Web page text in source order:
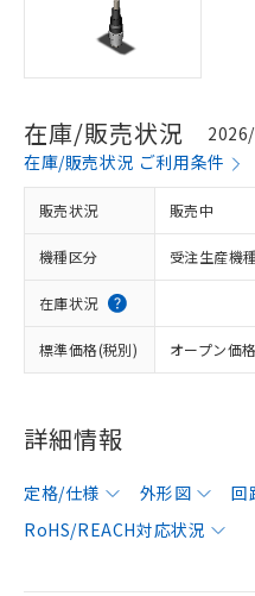
在庫/販売状況
在庫/販売状況 ご利用条件
販売状況 販売中
機種区分 受注生産機種
在庫状況
標準価格(税別) オープン価格
詳細情報
定格/仕様 外形図 回
RoHS/REACH対応状況